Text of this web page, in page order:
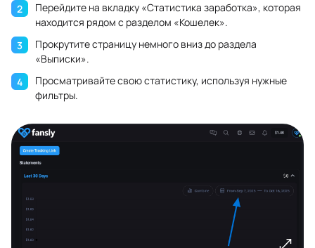
Перейдите на вкладку «Статистика заработка», которая
находится рядом с разделом «Кошелек».
Прокрутите страницу немного вниз до раздела
«Выписки».
Просматривайте свою статистику, используя нужные
фильтры.